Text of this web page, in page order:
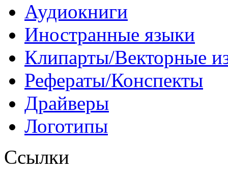
Аудиокниги
Иностранные языки
Клипарты/Векторные
Рефераты/Конспекты
Драйверы
Логотипы
Ссылки